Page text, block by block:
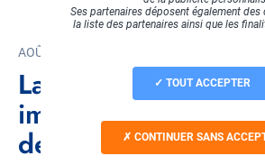
AOÛT 2016
La Santé au Travail
impact sur la
des salariés ?
Ses partenaires déposent également des
la liste des partenaires ainsi que les
TOUT ACCEPTER
CONTINUER SANS